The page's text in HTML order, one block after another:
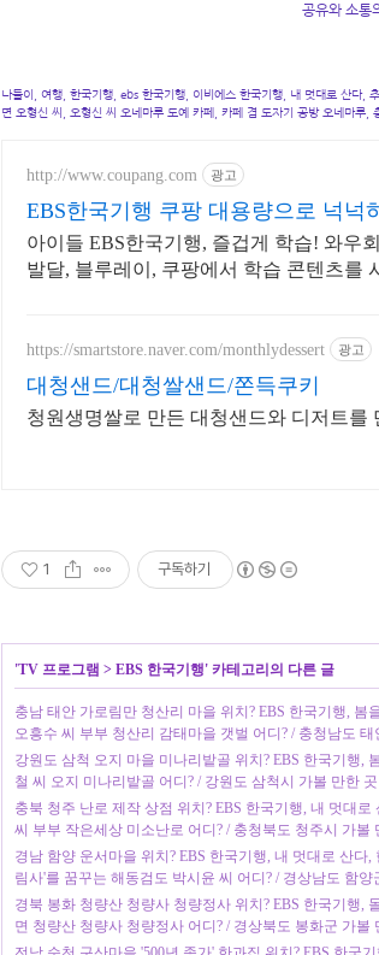
공유와 소통
나들이, 여행, 한국기행, ebs 한국기행, 이비에스 한국기행, 내 멋대로 산다,
면 오형신 씨, 오형신 씨 오네마루 도예 카페, 카페 겸 도자기 공방 오네마루,
http://www.coupang.com 광고
EBS한국기행 쿠팡 대용량으로 넉넉
아이들 EBS한국기행, 즐겁게 학습! 와우
발달, 블루레이, 쿠팡에서 학습 콘텐츠를
https://smartstore.naver.com/monthlydessert 광고
대청샌드/대청쌀샌드/쫀득쿠키
청원생명쌀로 만든 대청샌드와 디저트를
1 구독하기
'TV 프로그램 > EBS 한국기행' 카테고리의 다른 글
충남 태안 가로림만 청산리 마을 위치? EBS 한국기행,
오흥수 씨 부부 청산리 감태마을 갯벌 어디? / 충청남도 태
강원도 삼척 오지 마을 미나리밭골 위치? EBS 한국기행,
철 씨 오지 미나리밭골 어디? / 강원도 삼척시 가볼 만한
충북 청주 난로 제작 상점 위치? EBS 한국기행, 내 멋대
씨 부부 작은세상 미소난로 어디? / 충청북도 청주시 가볼
경남 함양 운서마을 위치? EBS 한국기행, 내 멋대로 산
림사'를 꿈꾸는 해동검도 박시윤 씨 어디? / 경상남도 함양
경북 봉화 청량산 청량사 청량정사 위치? EBS 한국기행,
면 청량산 청량사 청량정사 어디? / 경상북도 봉화군 가볼